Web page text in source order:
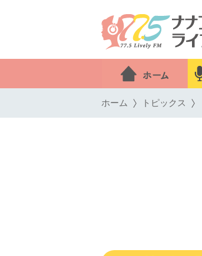
ホーム トピックス